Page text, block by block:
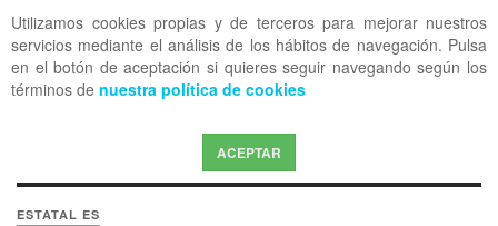
Utilizamos cookies propias y de terceros para mejorar nuestros
servicios mediante el análisis de los hábitos de navegación. Pulsa
en el botón de aceptación si quieres seguir navegando según los
términos de nuestra política de cookies
ACEPTAR
OFF CANVAS
ESTATAL ES